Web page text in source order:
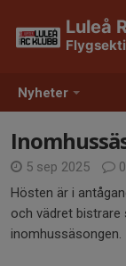
Nyheter
Luleå
5 sep 2025
Hösten är i
och vädret bistrare
inomhussäsongen.